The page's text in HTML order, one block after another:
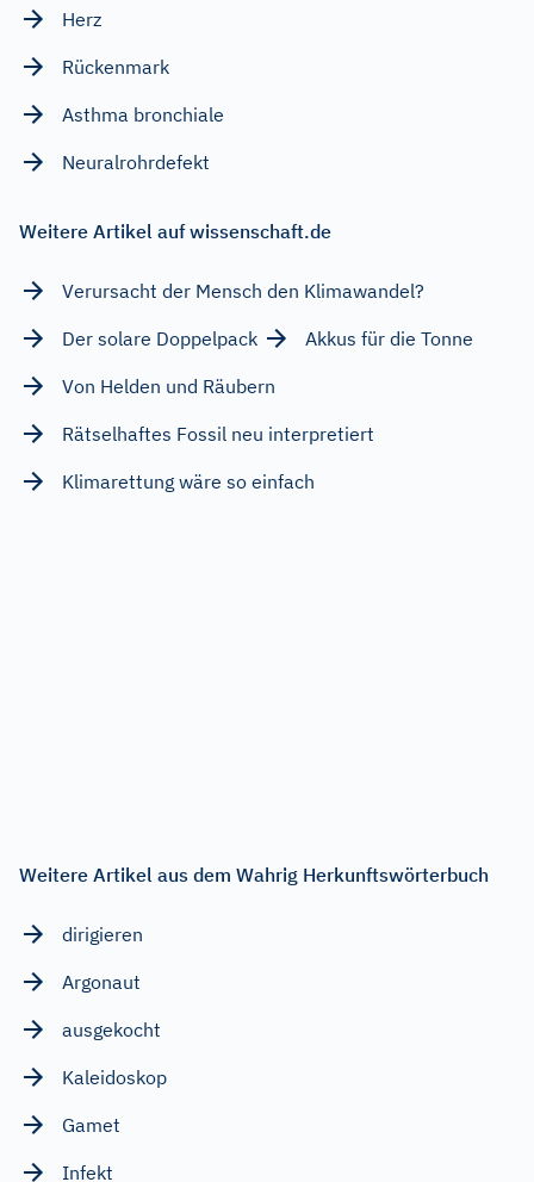
Herz
Rückenmark
Asthma bronchiale
Neuralrohrdefekt
Weitere Artikel auf wissenschaft.de
Verursacht der Mensch den Klimawandel?
Der solare Doppelpack
Akkus für die Tonne
Von Helden und Räubern
Rätselhaftes Fossil neu interpretiert
Klimarettung wäre so einfach
Weitere Artikel aus dem Wahrig Herkunftswörterbuch
dirigieren
Argonaut
ausgekocht
Kaleidoskop
Gamet
Infekt